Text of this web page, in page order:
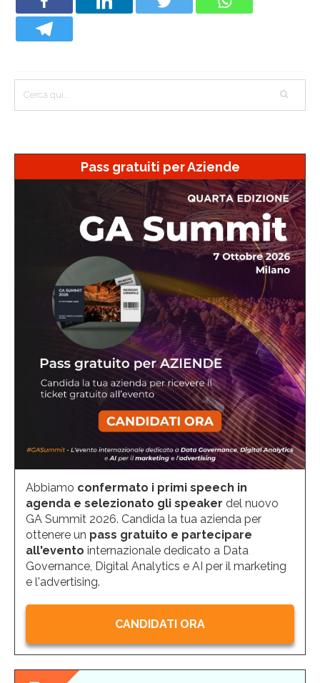
Pass gratuiti per Aziende
Abbiamo confermato i primi speech in
agenda e selezionato gli speaker del nuovo
GA Summit 2026. Candida la tua azienda per
ottenere un pass gratuito e partecipare
all'evento internazionale dedicato a Data
Governance, Digital Analytics e AI per il marketing
e l'advertising.
CANDIDATI ORA